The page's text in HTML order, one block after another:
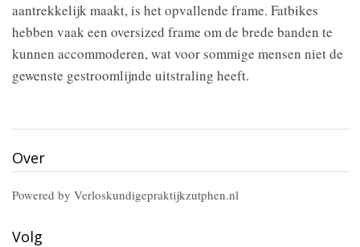
aantrekkelijk maakt, is het opvallende frame. Fatbikes
hebben vaak een oversized frame om de brede banden te
kunnen accommoderen, wat voor sommige mensen niet de
gewenste gestroomlijnde uitstraling heeft.
Over
Powered by Verloskundigepraktijkzutphen.nl
Volg